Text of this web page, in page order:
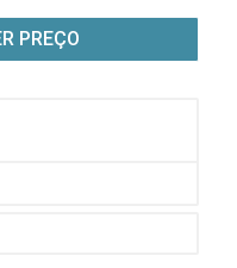
PREÇO